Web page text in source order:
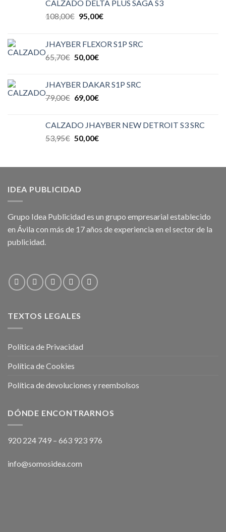
CALZADO DELTA PLUS SAGA S3
108,00€ 95,00€
JHAYBER FLEXOR S1P SRC
65,70€ 50,00€
JHAYBER DAKAR S1P SRC
79,00€ 69,00€
CALZADO JHAYBER NEW DETROIT S3 SRC
53,95€ 50,00€
IDEA PUBLICIDAD
Grupo Idea Publicidad es un grupo empresarial establecido
en Ávila con más de 17 años de experiencia en el sector de la
publicidad.
TEXTOS LEGALES
Política de Privacidad
Política de Cookies
Política de devoluciones y reembolsos
DÓNDE ENCONTRARNOS
920 224 749 – 663 923 976
info@somosidea.com